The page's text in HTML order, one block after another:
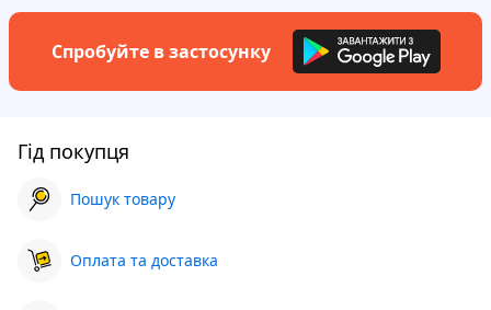
Спробуйте в застосунку
Гід покупця
Пошук товару
Оплата та доставка